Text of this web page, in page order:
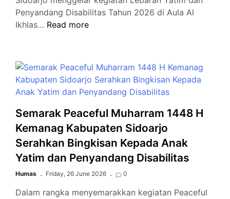
Penyandang Disabilitas Tahun 2026 di Aula Al
Ikhlas… Lebaran
Disabilitas,
Kemenag
Sidoarjo
Salurkan
Santunan
Read more
Semarak Peaceful Muharram 1448 H
Kemanag Kabupaten Sidoarjo
Serahkan Bingkisan Kepada Anak
Yatim dan Penyandang Disabilitas
Humas Friday, 26 June 2026 0
Dalam rangka menyemarakkan kegiatan Peaceful